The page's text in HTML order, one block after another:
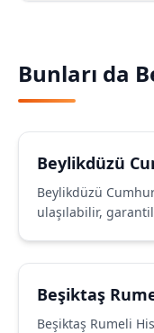
Bunları da
Beylikdüzü
Beylikdüzü
ulaşılabilir,
Beşiktaş
Beşiktaş Rumeli